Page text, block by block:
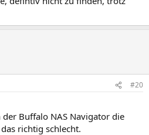
#20
Buffalo NAS Navigator die
richtig schlecht.